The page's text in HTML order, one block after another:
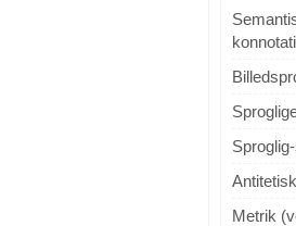
Metrik